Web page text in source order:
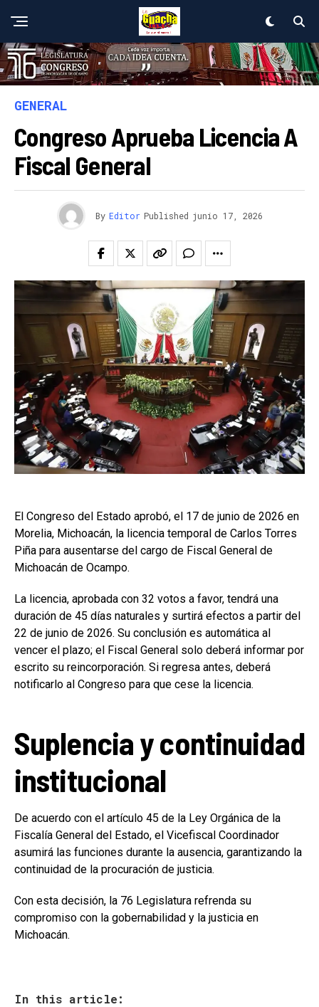
GENERAL
Congreso Aprueba Licencia A
Fiscal General
By Editor Published junio 17, 2026
El Congreso del Estado aprobó, el 17 de junio de 2026 en
Morelia, Michoacán, la licencia temporal de Carlos Torres
Piña para ausentarse del cargo de Fiscal General de
Michoacán de Ocampo.
La licencia, aprobada con 32 votos a favor, tendrá una
duración de 45 días naturales y surtirá efectos a partir del
22 de junio de 2026. Su conclusión es automática al
vencer el plazo; el Fiscal General solo deberá informar por
escrito su reincorporación. Si regresa antes, deberá
notificarlo al Congreso para que cese la licencia.
Suplencia y continuidad
institucional
De acuerdo con el artículo 45 de la Ley Orgánica de la
Fiscalía General del Estado, el Vicefiscal Coordinador
asumirá las funciones durante la ausencia, garantizando la
continuidad de la procuración de justicia.
Con esta decisión, la 76 Legislatura refrenda su
compromiso con la gobernabilidad y la justicia en
Michoacán.
In this article: